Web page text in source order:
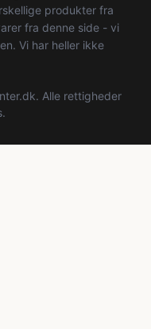
produkter fra
fra denne side - vi
Vi har heller ikke
Alle rettigheder